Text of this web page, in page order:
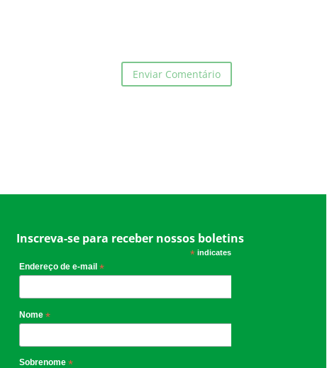
Inscreva-se para receber nossos boletins
*indicates required
Endereço de e-mail*
Nome*
Sobrenome*